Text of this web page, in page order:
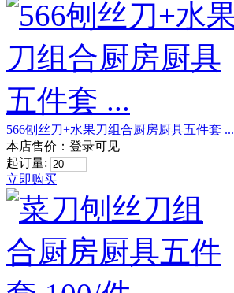
566刨丝刀+水果刀组合厨房厨具五件套 ...
本店售价： 登录可见
起订量:
立即购买